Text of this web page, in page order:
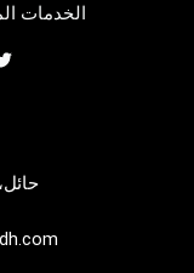
الخدمات